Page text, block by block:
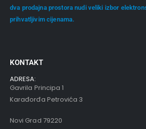
dva prodajna prostora nudi veliki izbor
prihvatljivim cijenama.
KONTAKT
ADRESA:
Gavrila Principa 1
Karađorđa Petrovića 3
Novi Grad 79220